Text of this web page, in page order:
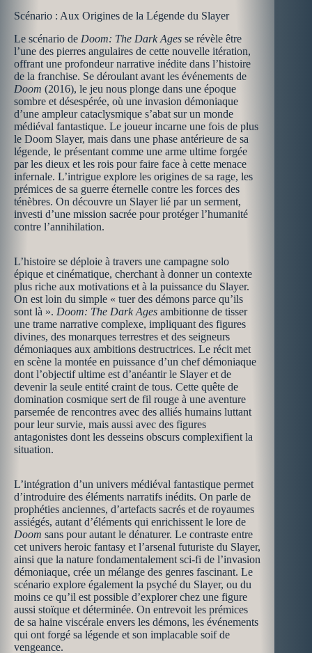
Scénario : Aux Origines de la Légende du Slayer
Le scénario de Doom: The Dark Ages se révèle être
l’une des pierres angulaires de cette nouvelle itération,
offrant une profondeur narrative inédite dans l’histoire
de la franchise. Se déroulant avant les événements de
Doom (2016), le jeu nous plonge dans une époque
sombre et désespérée, où une invasion démoniaque
d’une ampleur cataclysmique s’abat sur un monde
médiéval fantastique. Le joueur incarne une fois de plus
le Doom Slayer, mais dans une phase antérieure de sa
légende, le présentant comme une arme ultime forgée
par les dieux et les rois pour faire face à cette menace
infernale. L’intrigue explore les origines de sa rage, les
prémices de sa guerre éternelle contre les forces des
ténèbres. On découvre un Slayer lié par un serment,
investi d’une mission sacrée pour protéger l’humanité
contre l’annihilation.
L’histoire se déploie à travers une campagne solo
épique et cinématique, cherchant à donner un contexte
plus riche aux motivations et à la puissance du Slayer.
On est loin du simple « tuer des démons parce qu’ils
sont là ». Doom: The Dark Ages ambitionne de tisser
une trame narrative complexe, impliquant des figures
divines, des monarques terrestres et des seigneurs
démoniaques aux ambitions destructrices. Le récit met
en scène la montée en puissance d’un chef démoniaque
dont l’objectif ultime est d’anéantir le Slayer et de
devenir la seule entité craint de tous. Cette quête de
domination cosmique sert de fil rouge à une aventure
parsemée de rencontres avec des alliés humains luttant
pour leur survie, mais aussi avec des figures
antagonistes dont les desseins obscurs complexifient la
situation.
L’intégration d’un univers médiéval fantastique permet
d’introduire des éléments narratifs inédits. On parle de
prophéties anciennes, d’artefacts sacrés et de royaumes
assiégés, autant d’éléments qui enrichissent le lore de
Doom sans pour autant le dénaturer. Le contraste entre
cet univers heroic fantasy et l’arsenal futuriste du Slayer,
ainsi que la nature fondamentalement sci-fi de l’invasion
démoniaque, crée un mélange des genres fascinant. Le
scénario explore également la psyché du Slayer, ou du
moins ce qu’il est possible d’explorer chez une figure
aussi stoïque et déterminée. On entrevoit les prémices
de sa haine viscérale envers les démons, les événements
qui ont forgé sa légende et son implacable soif de
vengeance.